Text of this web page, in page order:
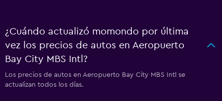
¿Cuándo actualizó momondo por última
vez los precios de autos en Aeropuerto
Bay City MBS Intl?
Los precios de autos en Aeropuerto Bay City MBS Intl se
actualizan todos los días.